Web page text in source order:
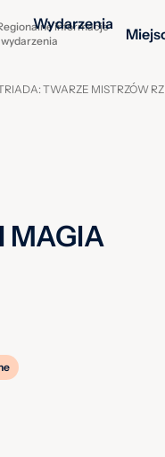
informacje
wydarzenia
Wydarzenia
TWARZE MISTRZÓW
MAGIA